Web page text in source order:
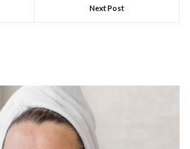
Next Post